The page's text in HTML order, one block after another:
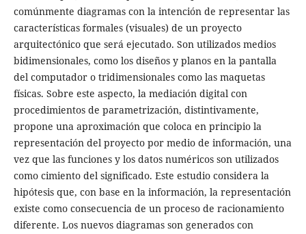
comúnmente diagramas con la intención de representar las
características formales (visuales) de un proyecto
arquitectónico que será ejecutado. Son utilizados medios
bidimensionales, como los diseños y planos en la pantalla
del computador o tridimensionales como las maquetas
físicas. Sobre este aspecto, la mediación digital con
procedimientos de parametrización, distintivamente,
propone una aproximación que coloca en principio la
representación del proyecto por medio de información, una
vez que las funciones y los datos numéricos son utilizados
como cimiento del significado. Este estudio considera la
hipótesis que, con base en la información, la representación
existe como consecuencia de un proceso de racionamiento
diferente. Los nuevos diagramas son generados con